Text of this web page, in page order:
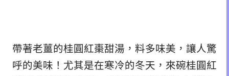
帶著老薑的桂圓紅棗甜湯，料多味美，讓人驚
呼的美味！尤其是在寒冷的冬天，來碗桂圓紅